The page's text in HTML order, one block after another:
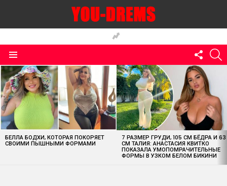
US
MOST
VIEWED
STORIES
БЕЛЛА БОДХИ, КОТОРАЯ ПОКОРЯЕТ
СВОИМИ ПЫШНЫМИ ФОРМАМИ
7 РАЗМЕР ГРУДИ, 105 СМ БЁДРА И 63
СМ ТАЛИЯ: АНАСТАСИЯ КВИТКО
ПОКАЗАЛА УМОПОМРАЧИТЕЛЬНЫЕ
ФОРМЫ В УЗКОМ БЕЛОМ БИКИНИ